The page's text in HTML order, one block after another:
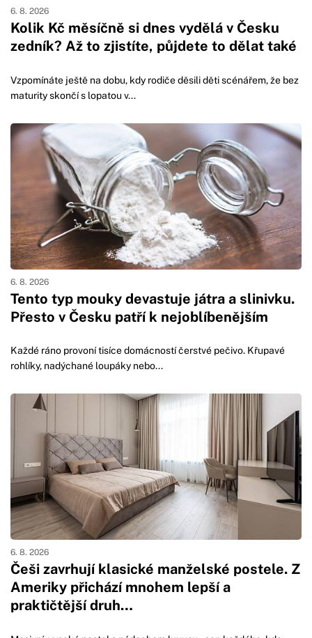
Kolik Kč měsíčně si dnes vydělá v Česku
zedník? Až to zjistíte, půjdete to dělat také
6. 8. 2026
Vzpomínáte ještě na dobu, kdy rodiče děsili děti scénářem, že bez
maturity skončí s lopatou v...
Tento typ mouky devastuje játra a slinivku.
Přesto v Česku patří k nejoblíbenějším
6. 8. 2026
Každé ráno provoní tisíce domácností čerstvé pečivo. Křupavé
rohlíky, nadýchané loupáky nebo...
Češi zavrhují klasické manželské postele. Z
Ameriky přichází mnohem lepší a
praktičtější druh…
6. 8. 2026